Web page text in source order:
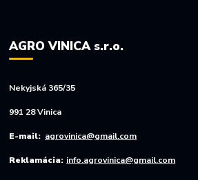
AGRO VINICA s.r.o.
Nekyjská 365/35
991 28 Vinica
E-mail: agrovinica@gmail.com
Reklamácia: info.agrovinica@gmail.com